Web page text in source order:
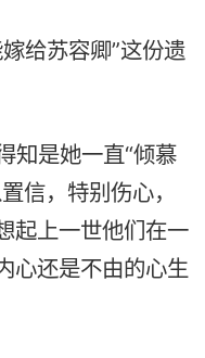
给苏容卿”这份遗
知是她一直“倾慕
信，特别伤心，
起上一世他们在一
心还是不由的心生